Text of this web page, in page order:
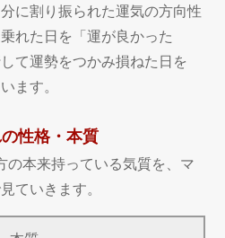
に割り振られた運気の方向性
れた日を「運が良かった
て運勢をつかみ損ねた日を
ます。
性格・本質
の本来持っている気質を、マ
ていきます。